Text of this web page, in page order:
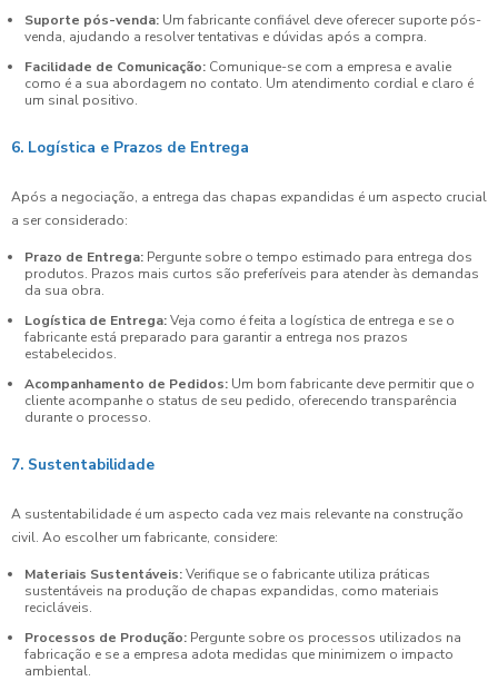
Suporte pós-venda: Um fabricante confiável deve oferecer suporte pós-
venda, ajudando a resolver tentativas e dúvidas após a compra.
Facilidade de Comunicação: Comunique-se com a empresa e avalie
como é a sua abordagem no contato. Um atendimento cordial e claro é
um sinal positivo.
6. Logística e Prazos de Entrega
Após a negociação, a entrega das chapas expandidas é um aspecto crucial
a ser considerado:
Prazo de Entrega: Pergunte sobre o tempo estimado para entrega dos
produtos. Prazos mais curtos são preferíveis para atender às demandas
da sua obra.
Logística de Entrega:Veja como é feita a logística de entrega e se o
fabricante está preparado para garantir a entrega nos prazos
estabelecidos.
Acompanhamento de Pedidos: Um bom fabricante deve permitir que o
cliente acompanhe o status de seu pedido, oferecendo transparência
durante o processo.
7. Sustentabilidade
A sustentabilidade é um aspecto cada vez mais relevante na construção
civil. Ao escolher um fabricante, considere:
Materiais Sustentáveis:Verifique se o fabricante utiliza práticas
sustentáveis na produção de chapas expandidas, como materiais
recicláveis.
Processos de Produção: Pergunte sobre os processos utilizados na
fabricação e se a empresa adota medidas que minimizem o impacto
ambiental.